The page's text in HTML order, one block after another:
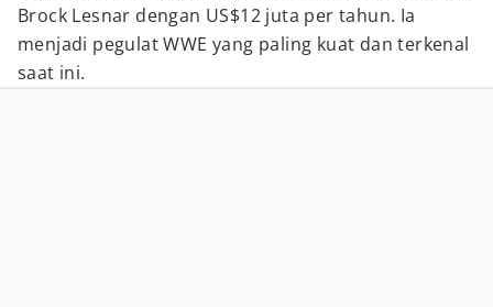
Brock Lesnar dengan US$12 juta per tahun. Ia
menjadi pegulat WWE yang paling kuat dan terkenal
saat ini.